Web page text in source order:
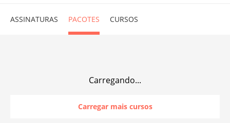
ASSINATURAS PACOTES CURSOS
Carregando...
Carregar mais cursos